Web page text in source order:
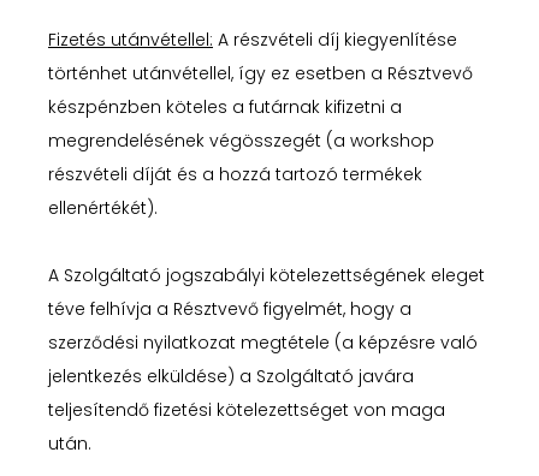
Fizetés utánvétellel: A részvételi díj kiegyenlítése
történhet utánvétellel, így ez esetben a Résztvevő
készpénzben köteles a futárnak kifizetni a
megrendelésének végösszegét (a workshop
részvételi díját és a hozzá tartozó termékek
ellenértékét).
A Szolgáltató jogszabályi kötelezettségének eleget
téve felhívja a Résztvevő figyelmét, hogy a
szerződési nyilatkozat megtétele (a képzésre való
jelentkezés elküldése) a Szolgáltató javára
teljesítendő fizetési kötelezettséget von maga
után.